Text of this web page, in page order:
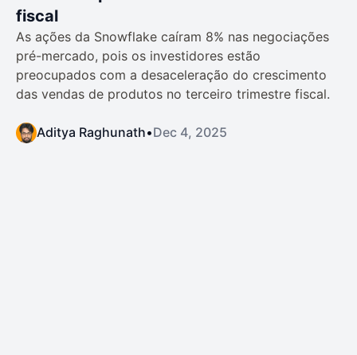
fiscal
As ações da Snowflake caíram 8% nas negociações
pré-mercado, pois os investidores estão
preocupados com a desaceleração do crescimento
das vendas de produtos no terceiro trimestre fiscal.
Aditya Raghunath•Dec 4, 2025